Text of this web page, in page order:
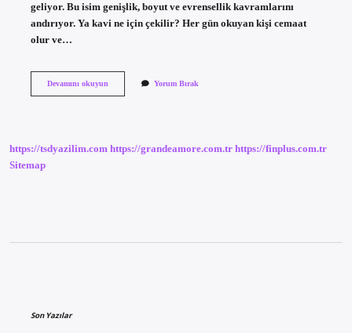
geliyor. Bu isim genişlik, boyut ve evrensellik kavramlarını
andırıyor. Ya kavi ne için çekilir? Her gün okuyan kişi cemaat
olur ve…
Devamını okuyunYa
Yorum Bırak
https://tsdyazilim.com https://grandeamore.com.tr https://finplus.com.tr
Sitemap
Son Yazılar